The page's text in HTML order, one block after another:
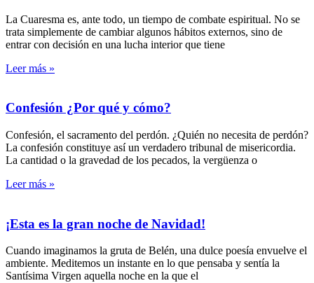
La Cuaresma es, ante todo, un tiempo de combate espiritual. No se
trata simplemente de cambiar algunos hábitos externos, sino de
entrar con decisión en una lucha interior que tiene
Leer más »
Confesión ¿Por qué y cómo?
Confesión, el sacramento del perdón. ¿Quién no necesita de perdón?
La confesión constituye así un verdadero tribunal de misericordia.
La cantidad o la gravedad de los pecados, la vergüenza o
Leer más »
¡Esta es la gran noche de Navidad!
Cuando imaginamos la gruta de Belén, una dulce poesía envuelve el
ambiente. Meditemos un instante en lo que pensaba y sentía la
Santísima Virgen aquella noche en la que el